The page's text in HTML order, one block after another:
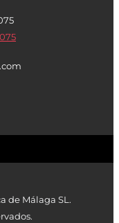
de Málaga SL.